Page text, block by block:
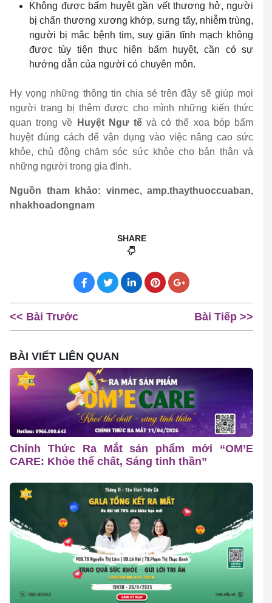
Không được bấm huyệt gần vết thương hở, người
bị chấn thương xương khớp, sưng tấy, nhiễm trùng,
người bị mắc bệnh tim, suy giãn tĩnh mạch không
được tùy tiện thực hiện bấm huyệt, cần có sự
hướng dẫn của người có chuyên môn.
Hy vọng những thông tin chia sẻ trên đây sẽ giúp mọi
người trang bị thêm được cho mình những kiến thức
quan trọng về
Huyệt Ngư tếvà có thể xoa bóp bấm
huyệt đúng cách để vận dụng vào việc nâng cao sức
khỏe, chủ động chăm sóc sức khỏe cho bản thân và
những người trong gia đình.
Nguồn tham khảo: vinmec, amp.thaythuoccuaban,
nhakhoadongnam
SHARE
<< Bài Trước Bài Tiếp >>
BÀI VIẾT LIÊN QUAN
Chính Thức Ra Mắt sản phẩm mới “OM’E
CARE: Khỏe thể chất, Sáng tinh thần”